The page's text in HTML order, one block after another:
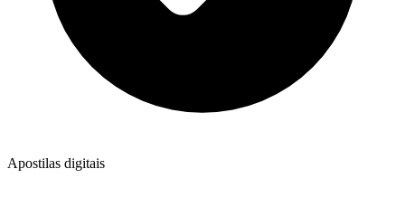
Apostilas digitais